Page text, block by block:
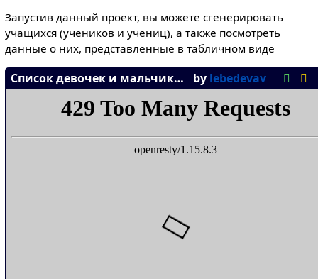
Запустив данный проект, вы можете сгенерировать
учащихся (учеников и учениц), а также посмотреть
данные о них, представленные в табличном виде